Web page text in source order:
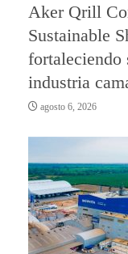
Aker Qrill
Sustainable
fortaleciendo
industria
agosto 6, 2026